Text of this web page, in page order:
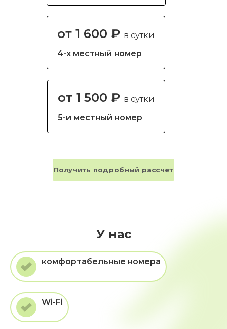
от 1 600 ₽ в сутки
4-х местный номер
от 1 500 ₽ в сутки
5-и местный номер
Получить подробный рассчет
У нас
комфортабельные номера
Wi-Fi